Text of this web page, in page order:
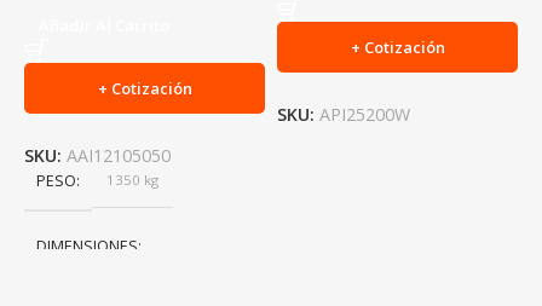
+ Cotización
SKU: AAI12105050
PESO 1350 kg
DIMENSIONES
+ Cotización
SKU: API25200W